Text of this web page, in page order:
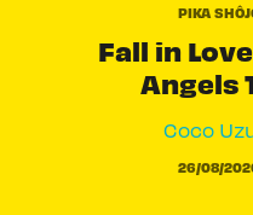
PIKA
Fall in
Angels
Coco
26/08/